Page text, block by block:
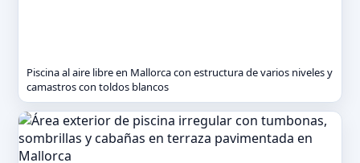
Piscina al aire libre en Mallorca con estructura de varios niveles y
camastros con toldos blancos